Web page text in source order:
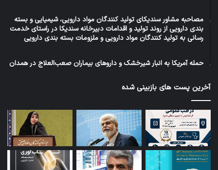
مصاحبه مشاور سندیکای تولید کنندگان مواد دارویی، شیمیایی و بسته
بندی دارویی از روند تولید و اقدامات دبیرخانه سندیکا در راستای خدمت
رسانی به تولید کنندگان مواد دارویی و ملزومات بسته بندی دارویی
حمله آمریکا به انبار شیرخشک و داروهای بیماران صعب‌العلاج در همدان
آخرین پست های بازبینی شده